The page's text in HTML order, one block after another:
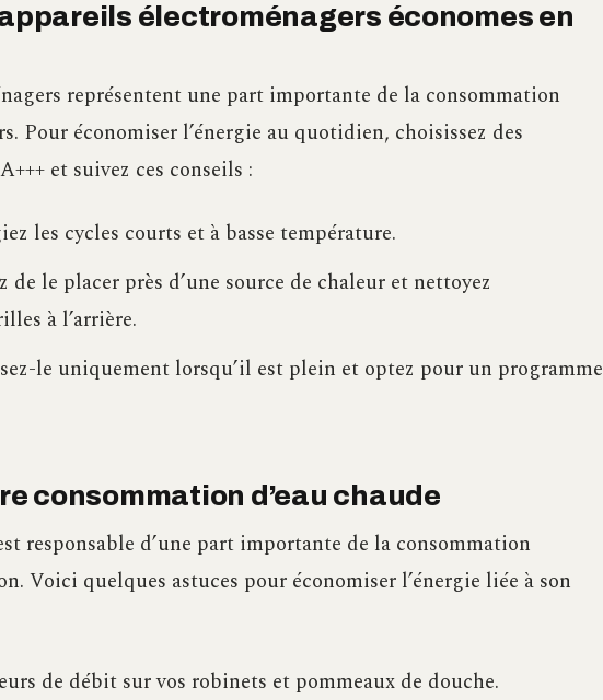
électroménagers économes en
représentent une part importante de la consommation
Pour économiser l’énergie au quotidien, choisissez des
et suivez ces conseils :
les cycles courts et à basse température.
de le placer près d’une source de chaleur et nettoyez
à l’arrière.
le uniquement lorsqu’il est plein et optez pour un programme
consommation d’eau chaude
responsable d’une part importante de la consommation
Voici quelques astuces pour économiser l’énergie liée à son
de débit sur vos robinets et pommeaux de douche.